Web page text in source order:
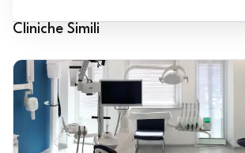
Cliniche Simili